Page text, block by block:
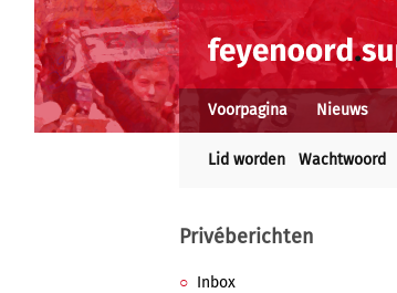
Voorpagina Nieuws
Lid worden Wachtwoord
Privéberichten
Inbox